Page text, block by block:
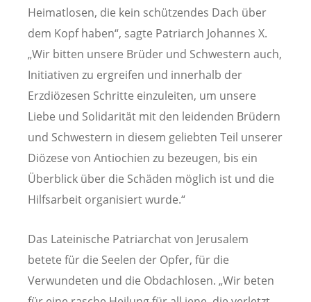
Heimatlosen, die kein schützendes Dach über
dem Kopf haben“, sagte Patriarch Johannes X.
„Wir bitten unsere Brüder und Schwestern auch,
Initiativen zu ergreifen und innerhalb der
Erzdiözesen Schritte einzuleiten, um unsere
Liebe und Solidarität mit den leidenden Brüdern
und Schwestern in diesem geliebten Teil unserer
Diözese von Antiochien zu bezeugen, bis ein
Überblick über die Schäden möglich ist und die
Hilfsarbeit organisiert wurde.“
Das Lateinische Patriarchat von Jerusalem
betete für die Seelen der Opfer, für die
Verwundeten und die Obdachlosen. „Wir beten